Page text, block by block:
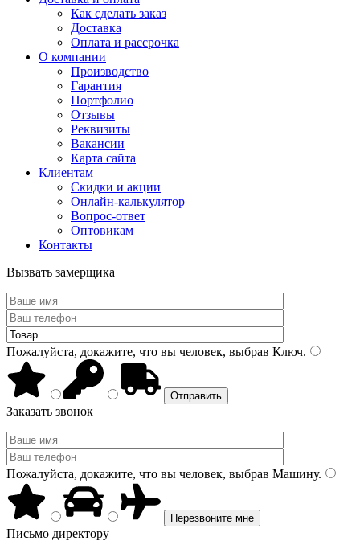
Как сделать заказ
Доставка
Оплата и рассрочка
О компании
Производство
Гарантия
Портфолио
Отзывы
Реквизиты
Вакансии
Карта сайта
Клиентам
Скидки и акции
Онлайн-калькулятор
Вопрос-ответ
Оптовикам
Контакты
Вызвать замерщика
Пожалуйста, докажите, что вы человек, выбрав Ключ.
Заказать звонок
Пожалуйста, докажите, что вы человек, выбрав Машину.
Письмо директору